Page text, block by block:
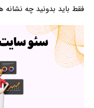
فقط باید بدونید چه نشانه